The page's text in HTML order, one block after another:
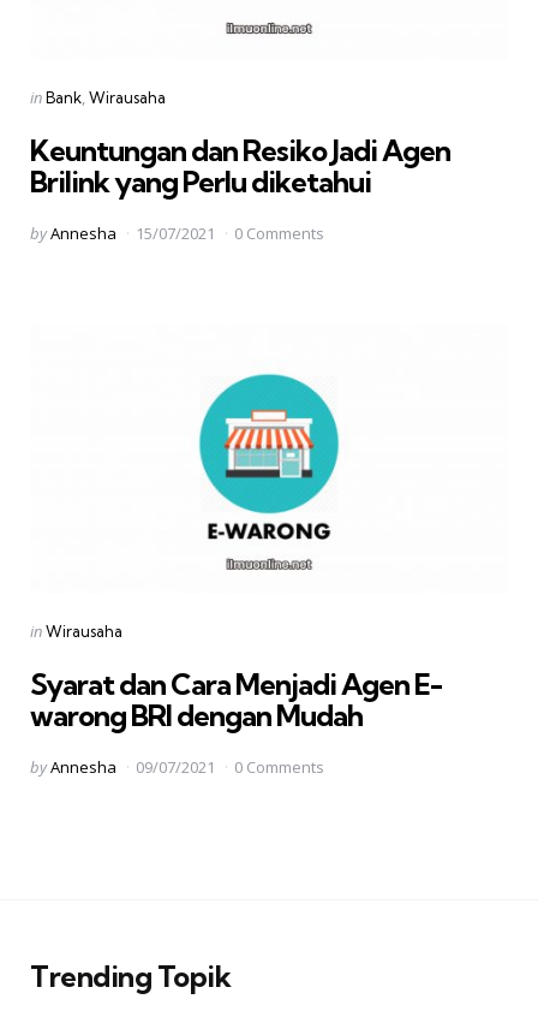
Categories
Posted
inBank Wirausaha
Keuntungan dan Resiko Jadi Agen
Brilink yang Perlu diketahui
Posted
byAnnesha 15/07/2021 0 Comments
Categories
Posted
inWirausaha
Syarat dan Cara Menjadi Agen E-
warong BRI dengan Mudah
Posted
byAnnesha 09/07/2021 0 Comments
Trending Topik